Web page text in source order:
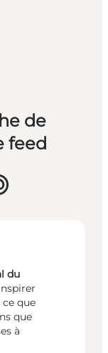
de
feed
du
que
que
à